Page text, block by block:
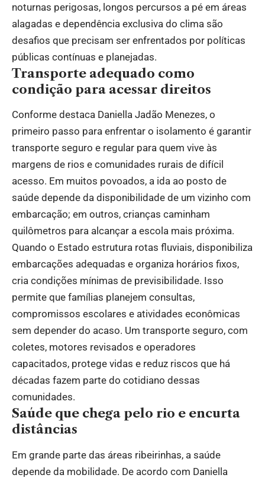
noturnas perigosas, longos percursos a pé em áreas
alagadas e dependência exclusiva do clima são
desafios que precisam ser enfrentados por políticas
públicas contínuas e planejadas.
Transporte adequado como
condição para acessar direitos
Conforme destaca Daniella Jadão Menezes, o
primeiro passo para enfrentar o isolamento é garantir
transporte seguro e regular para quem vive às
margens de rios e comunidades rurais de difícil
acesso. Em muitos povoados, a ida ao posto de
saúde depende da disponibilidade de um vizinho com
embarcação; em outros, crianças caminham
quilômetros para alcançar a escola mais próxima.
Quando o Estado estrutura rotas fluviais, disponibiliza
embarcações adequadas e organiza horários fixos,
cria condições mínimas de previsibilidade. Isso
permite que famílias planejem consultas,
compromissos escolares e atividades econômicas
sem depender do acaso. Um transporte seguro, com
coletes, motores revisados e operadores
capacitados, protege vidas e reduz riscos que há
décadas fazem parte do cotidiano dessas
comunidades.
Saúde que chega pelo rio e encurta
distâncias
Em grande parte das áreas ribeirinhas, a saúde
depende da mobilidade. De acordo com Daniella